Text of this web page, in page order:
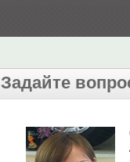
Задайте